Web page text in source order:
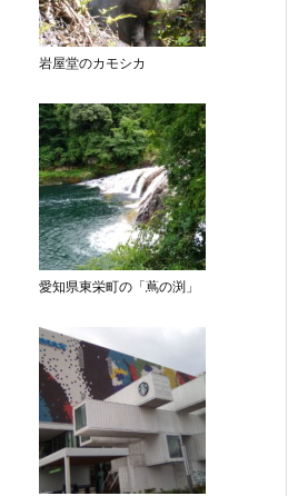
岩屋堂のカモシカ
愛知県東栄町の「蔦の渕」